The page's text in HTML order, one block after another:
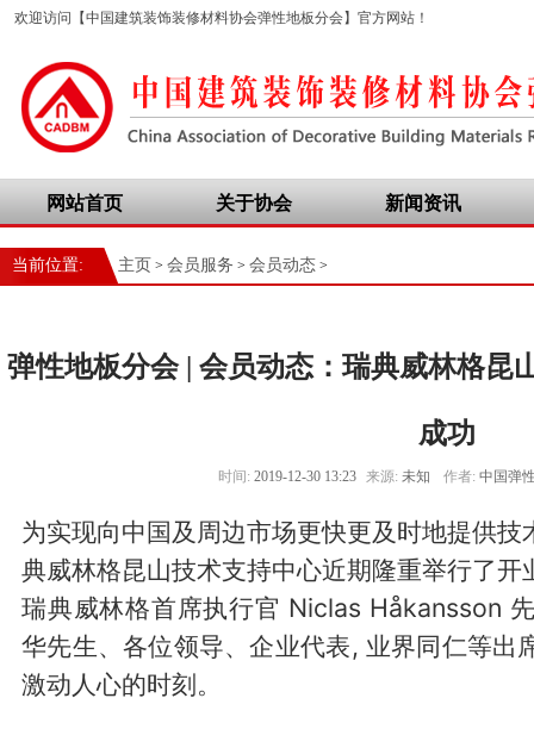
欢迎访问【中国建筑装饰装修材料协会弹性地板分会】官方网站！
网站首页 关于协会 新闻资讯
当前位置: 主页 > 会员服务 > 会员动态 >
弹性地板分会 | 会员动态：瑞典威林格昆
成功
时间: 2019-12-30 13:23 来源: 未知 作者: 中国弹
为实现向中国及周边市场更快更及时地提供
典威林格昆山技术支持中心近期隆重举行了开
瑞典威林格首席执行官 Niclas Håkansson
华先生、各位领导、企业代表, 业界同仁等出
激动人心的时刻。